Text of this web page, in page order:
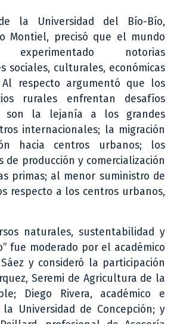
la Universidad del Bío-Bío,
Montiel, precisó que el mundo
notorias
sociales, culturales, económicas
respecto argumentó que los
rurales enfrentan desafíos
son la lejanía a los grandes
internacionales; la migración
hacia centros urbanos; los
de producción y comercialización
primas; al menor suministro de
respecto a los centros urbanos,
naturales, sustentabilidad y
fue moderado por el académico
Sáez y consideró la participación
Seremi de Agricultura de la
Diego Rivera, académico e
Universidad de Concepción; y